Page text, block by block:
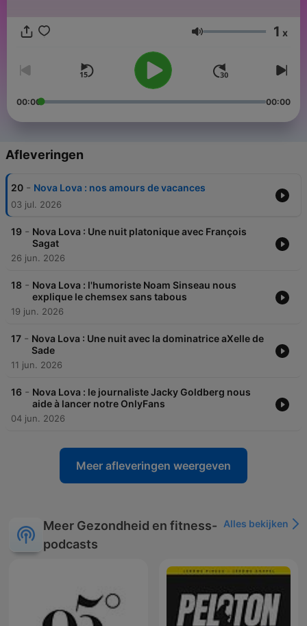
Volume 1 x
00:00 00:00
Afleveringen
20 - Nova Lova : nos amours de vacances
03 jul. 2026
19 - Nova Lova : Une nuit platonique avec François
Sagat
26 jun. 2026
18 - Nova Lova : l'humoriste Noam Sinseau nous
explique le chemsex sans tabous
19 jun. 2026
17 - Nova Lova : Une nuit avec la dominatrice aXelle de
Sade
11 jun. 2026
16 - Nova Lova : le journaliste Jacky Goldberg nous
aide à lancer notre OnlyFans
04 jun. 2026
Meer afleveringen weergeven
Meer Gezondheid en fitness-
podcasts
Alles bekijken